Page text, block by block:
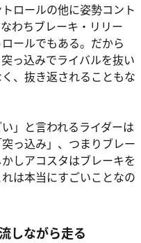
ロールの他に姿勢コント
わちブレーキ・リリー
ールでもある。だから
っ込みでライバルを抜い
、抜き返されることもな
」と言われるライダーは
っ込み」、つまりブレー
しアコスタはブレーキを
は本当にすごいことなの
しながら走る